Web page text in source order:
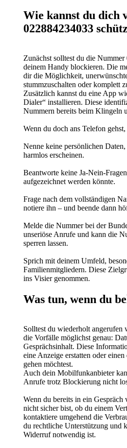
Wie kannst du dich
022884234033
Zunächst solltest du die
deinem Handy blockieren. Die
dir die Möglichkeit,
stummzuschalten oder komplett
Zusätzlich kannst du eine App
Dialer“ installieren. Diese
Nummern bereits beim Klingeln
Wenn du doch ans Telefon
Nenne keine persönlichen
harmlos erscheinen.
Beantworte keine Ja-Nein-
aufgezeichnet werden könnte.
Frage nach dem vollständigen
notiere ihn – und beende dann
Melde die Nummer bei der
unseriöse Anrufe und kann die
sperren lassen.
Sprich mit deinem Umfeld,
Familienmitgliedern. Diese
ins Visier genommen.
Was tun, wenn du
Solltest du wiederholt angerufen
die Vorfälle möglichst genau:
Gesprächsinhalt. Diese
eine Anzeige erstatten oder
gehen möchtest.
Auch dein Mobilfunkanbieter
Anrufe trotz Blockierung nicht
Wenn du bereits in ein
nicht sicher bist, ob du einem
kontaktiere umgehend die
du rechtliche Unterstützung und
Widerruf notwendig ist.